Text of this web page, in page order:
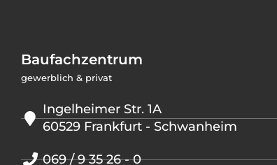
Baufachzentrum
gewerblich & privat
Ingelheimer Str. 1A
60529 Frankfurt - Schwanheim
069 / 9 35 26 - 0